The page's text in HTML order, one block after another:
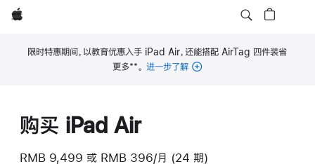
Apple
限时特惠期间，以教育优惠入手 iPad Air，还能搭配 AirTag 四件装省
更多**。进一步了解
购买 iPad Air
RMB 9,499 或 RMB 396/月 (24 期)